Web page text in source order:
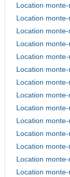
Location
Location
Location
Location
Location
Location
Location
Location
Location
Location
Location
Location
Location
Location